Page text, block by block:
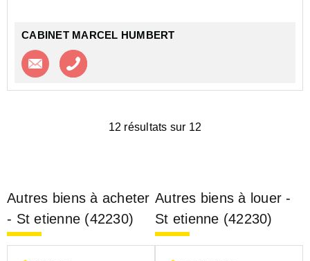
CABINET MARCEL HUMBERT
Contacter l'agence
12 résultats sur 12
Autres biens à acheter
- St etienne (42230)
Autres biens à louer -
St etienne (42230)